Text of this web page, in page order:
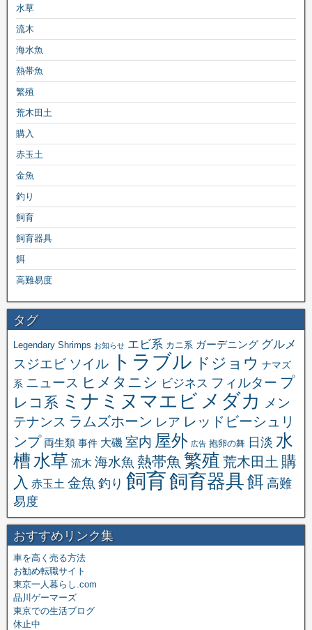
水草
流木
海水魚
熱帯魚
繁殖
荒木田土
購入
赤玉土
金魚
釣り
飼育
飼育器具
餌
高難易度
タグ
Legendary Shrimps お知らせ エビ系 カニ系 ガーデニング グルメ
スジエビ ソイル トラブル ドジョウ ナマズ
系 ニュース ヒメタニシ ビジネス フィルター プ
レコ系 ミナミヌマエビ メダカ
メン
テナンス ラムズホーン レア レッドビーシュリ
ンプ 両生類 事件 大磯 室内 屋外 広告 抱卵の舞 日淡 水
槽 水草 流木 海水魚 熱帯魚 繁殖 荒木田土 購
入 赤玉土 金魚 釣り 飼育飼育器具餌 高難
易度
おすすめリンク集
車を高く売る方法
お勧め転職サイト
東京一人暮らし.com
品川ゲーマーズ
東京での生活ブログ
休止中